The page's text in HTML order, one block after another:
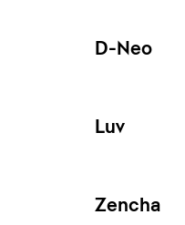
D-Neo
Luv
Zencha